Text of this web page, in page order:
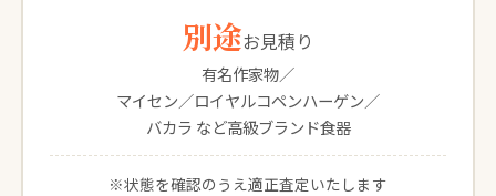
別途お見積り
有名作家物／
マイセン／ロイヤルコペンハーゲン／
バカラ など高級ブランド食器
※状態を確認のうえ適正査定いたします